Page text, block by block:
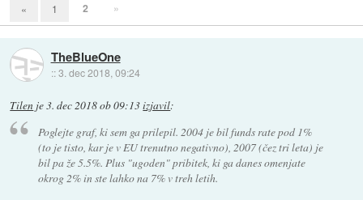
« 1 2 »
TheBlueOne
::3. dec 2018, 09:24
Tilen je3. dec 2018 ob 09:13izjavil:
Poglejte graf, ki sem ga prilepil. 2004 je bil funds rate pod 1%
(to je tisto, kar je v EU trenutno negativno), 2007 (čez tri leta) je
bil pa že 5.5%. Plus "ugoden" pribitek, ki ga danes omenjate
okrog 2% in ste lahko na 7% v treh letih.